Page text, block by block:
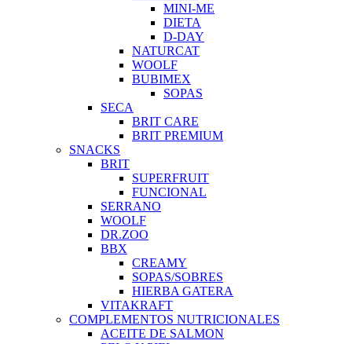
MINI-ME
DIETA
D-DAY
NATURCAT
WOOLF
BUBIMEX
SOPAS
SECA
BRIT CARE
BRIT PREMIUM
SNACKS
BRIT
SUPERFRUIT
FUNCIONAL
SERRANO
WOOLF
DR.ZOO
BBX
CREAMY
SOPAS/SOBRES
HIERBA GATERA
VITAKRAFT
COMPLEMENTOS NUTRICIONALES
ACEITE DE SALMON